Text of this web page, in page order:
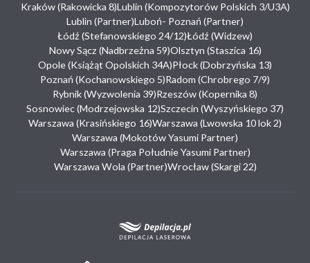
Kraków (Rakowicka 8)Lublin (Kompozytorów Polskich 3/U3A)
Lublin (Partner)Luboń- Poznań (Partner)
Łódź (Stefanowskiego 24/12)Łódź (Widzew)
Nowy Sącz (Nadbrzeżna 59)Olsztyn (Staszica 16)
Opole (Książąt Opolskich 34A)Płock (Dobrzyńska 13)
Poznań (Kochanowskiego 5)Radom (Chrobrego 7/9)
Rybnik (Wyzwolenia 39)Rzeszów (Kopernika 8)
Sosnowiec (Modrzejowska 12)Szczecin (Wyszyńskiego 37)
Warszawa (Krasińskiego 16)Warszawa (Lwowska 10 lok 2)
Warszawa (Mokotów Yasumi Partner)
Warszawa (Praga Południe Yasumi Partner)
Warszawa Wola (Partner)Wrocław (Skargi 22)